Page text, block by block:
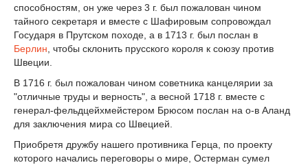
способностям, он уже через 3 г. был пожалован чином
тайного секретаря и вместе с Шафировым сопровождал
Государя в Прутском походе, а в 1713 г. был послан в
Берлин , чтобы склонить прусского короля к союзу против
Швеции.
В 1716 г. был пожалован чином советника канцелярии за
"отличные труды и верность", а весной 1718 г. вместе с
генерал-фельдцейхмейстером Брюсом послан на о-в Аланд
для заключения мира со Швецией.
Приобретя дружбу нашего противника Герца, по проекту
которого начались переговоры о мире, Остерман сумел